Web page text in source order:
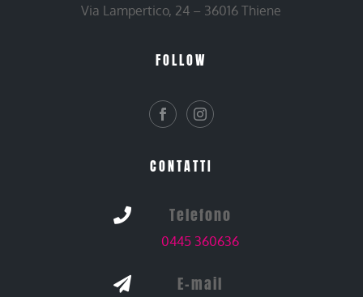
Via Lampertico, 24 – 36016 Thiene
FOLLOW
CONTATTI
 Telefono
0445 360636
 E-mail